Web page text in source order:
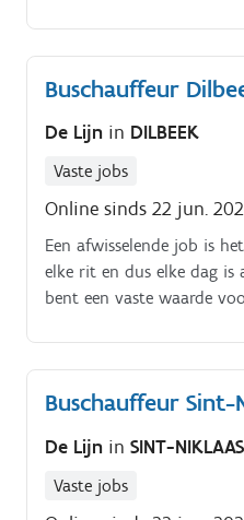
Buschauffeur
De Lijn in DILBEEK
Vaste jobs
Online sinds 22 jun.
Een afwisselende job is
elke rit en dus elke dag is
bent een vaste waarde
Buschauffeur Sint-
De Lijn in SINT-NIKLAAS
Vaste jobs